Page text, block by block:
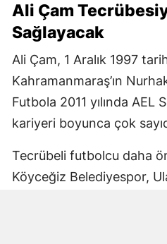
Ali Çam
Sağlayacak
Ali Çam, 1 Aralık 1997
Kahramanmaraş’ın
Futbola 2011 yılında AEL
kariyeri boyunca çok
Tecrübeli futbolcu daha
Köyceğiz Belediyespor,